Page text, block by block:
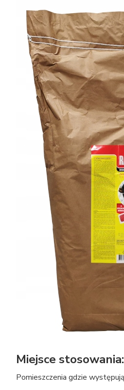
Miejsce stosowania:
Pomieszczenia gdzie